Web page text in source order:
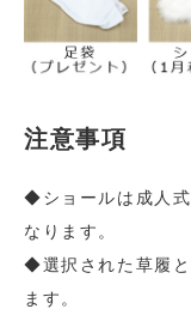
注意事項
◆ショールは成人
なります。
◆選択された草履
ます。